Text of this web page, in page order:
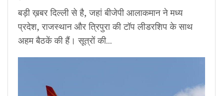
बड़ी ख़बर दिल्ली से है, जहां बीजेपी आलाकमान ने मध्य
प्रदेश, राजस्थान और त्रिपुरा की टॉप लीडरशिप के साथ
अहम बैठकें की हैं। सूत्रों की...